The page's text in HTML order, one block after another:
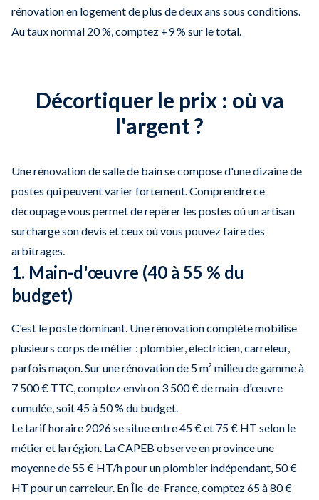
rénovation en logement de plus de deux ans sous conditions.
Au taux normal 20 %, comptez +9 % sur le total.
Décortiquer le prix : où va
l'argent ?
Une rénovation de salle de bain se compose d'une dizaine de
postes qui peuvent varier fortement. Comprendre ce
découpage vous permet de repérer les postes où un artisan
surcharge son devis et ceux où vous pouvez faire des
arbitrages.
1. Main-d'œuvre (40 à 55 % du
budget)
C'est le poste dominant. Une rénovation complète mobilise
plusieurs corps de métier : plombier, électricien, carreleur,
parfois maçon. Sur une rénovation de 5 m² milieu de gamme à
7 500 € TTC, comptez environ 3 500 € de main-d'œuvre
cumulée, soit 45 à 50 % du budget.
Le tarif horaire 2026 se situe entre 45 € et 75 € HT selon le
métier et la région. La CAPEB observe en province une
moyenne de 55 € HT/h pour un plombier indépendant, 50 €
HT pour un carreleur. En Île-de-France, comptez 65 à 80 €